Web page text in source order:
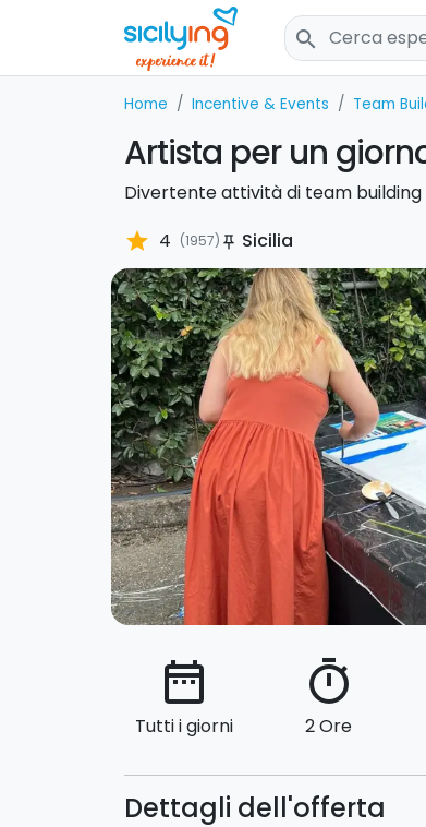
search
Home Incentive & Events Team
Artista per un
Divertente attività di team
star 4 (1957) push_pin Sicilia
date_range
Tutti i giorni
timer
2 Ore
Dettagli dell'offerta